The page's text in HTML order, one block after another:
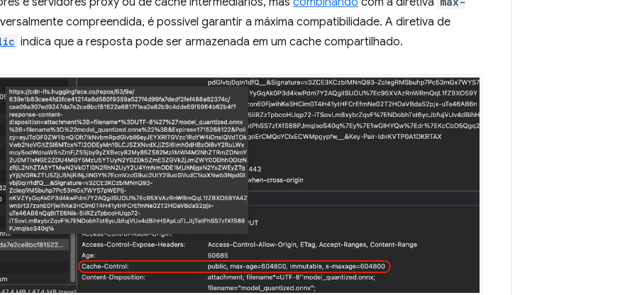
compreendida, é possível garantir a máxima compatibilidade. A diretiva de
indica que a resposta pode ser armazenada em um cache compartilhado.